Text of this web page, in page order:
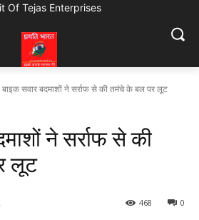
Of Tejas Enterprises
बाइक सवार बदमाशों ने सर्राफ से की तमंचे के बल पर लूट
ने सर्राफ से की
लूट
0
468